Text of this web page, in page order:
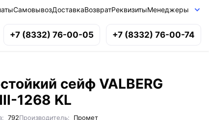
СамовывозДоставкаВозвратРеквизитыМенеджеры
+7 (8332) 76-00-05 +7 (8332) 76-00-74
сейф VALBERG
1268 KL
792Производитель: Промет